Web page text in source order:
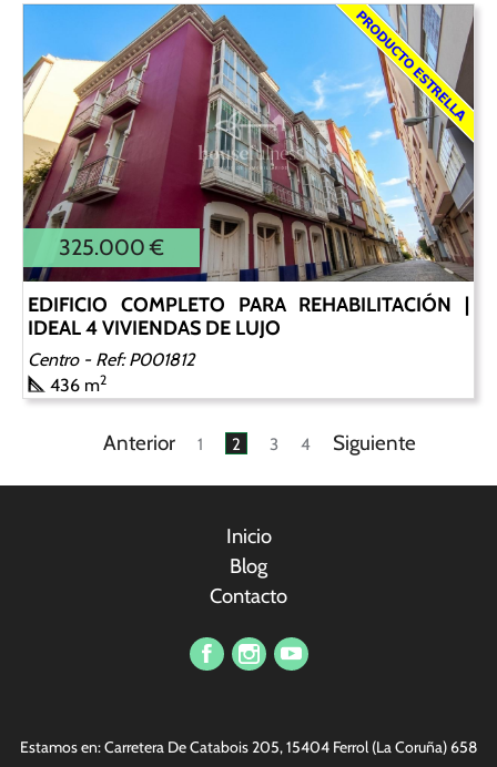
325.000 €
EDIFICIO COMPLETO PARA REHABILITACIÓN |
IDEAL 4 VIVIENDAS DE LUJO
Centro - Ref: P001812
436 m2
Anterior 1 2 3 4 Siguiente
Inicio
Blog
Contacto
tjenestemenn kvalitetssikkerhetstjenester. Nylig kjørte vi en
serie konkurranser innen sikkerhet. Det finnes alle slags fine
Estamos en: Carretera De Catabois 205, 15404 Ferrol (La Coruña) 658